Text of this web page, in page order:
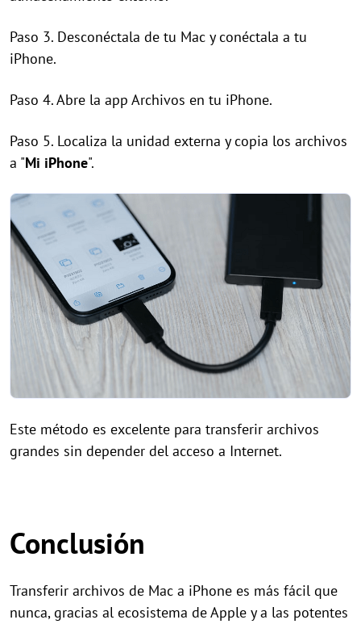
Paso 3. Desconéctala de tu Mac y conéctala a tu
iPhone.
Paso 4. Abre la app Archivos en tu iPhone.
Paso 5. Localiza la unidad externa y copia los archivos
a "Mi iPhone".
Este método es excelente para transferir archivos
grandes sin depender del acceso a Internet.
Conclusión
Transferir archivos de Mac a iPhone es más fácil que
nunca, gracias al ecosistema de Apple y a las potentes